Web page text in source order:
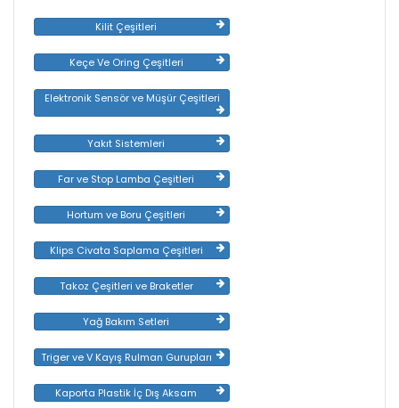
Kilit Çeşitleri
Keçe Ve Oring Çeşitleri
Elektronik Sensör ve Müşür Çeşitleri
Yakıt Sistemleri
Far ve Stop Lamba Çeşitleri
Hortum ve Boru Çeşitleri
Klips Civata Saplama Çeşitleri
Takoz Çeşitleri ve Braketler
Yağ Bakım Setleri
Triger ve V Kayış Rulman Gurupları
Kaporta Plastik İç Dış Aksam